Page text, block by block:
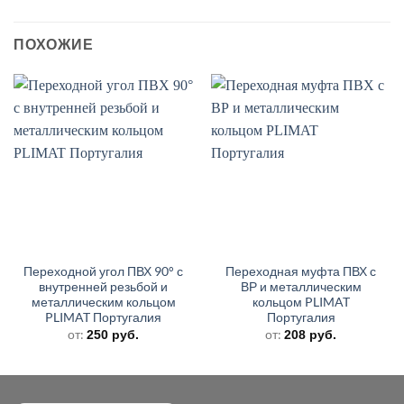
ПОХОЖИЕ
Переходной угол ПВХ 90° с
внутренней резьбой и
металлическим кольцом
PLIMAT Португалия
от: 250 руб.
Переходная муфта ПВХ с
ВР и металлическим
кольцом PLIMAT
Португалия
от: 208 руб.